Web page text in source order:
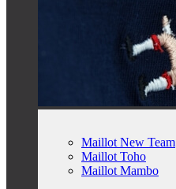
Maillot New Team
Maillot Toho
Maillot Mambo